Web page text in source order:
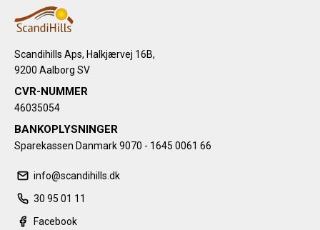
Scandihills Aps, Halkjærvej 16B,
9200 Aalborg SV
CVR-NUMMER
46035054
BANKOPLYSNINGER
Sparekassen Danmark 9070 - 1645 0061 66
info@scandihills.dk
30 95 01 11
Facebook